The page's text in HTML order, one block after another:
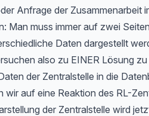
Anfrage der Zusammenarbeit
Man muss immer auf zwei
Daten dargestellt
also zu EINER Lösung
der Zentralstelle in die
wir auf eine Reaktion des RL-
der Zentralstelle wird